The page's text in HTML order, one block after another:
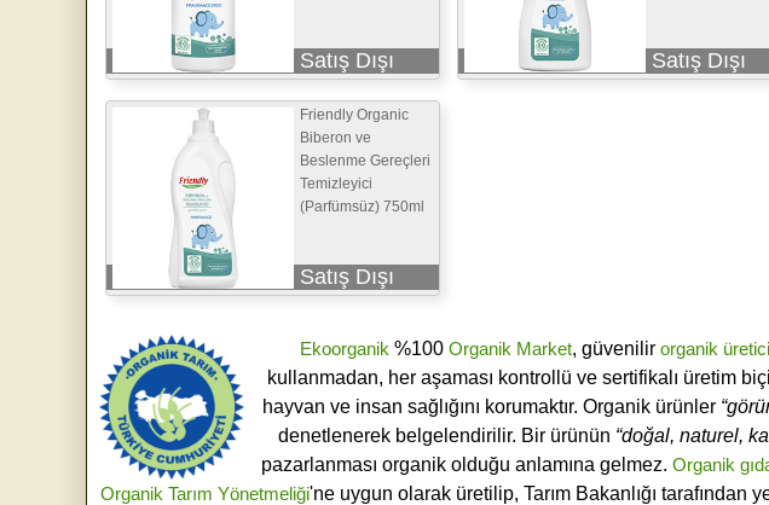
Satış Dışı Satış Dışı
Friendly Organic
Biberon ve
Beslenme Gereçleri
Temizleyici
(Parfümsüz) 750ml
Satış Dışı
Ekoorganik %100 Organik Market, güvenilir organik
kullanmadan, her aşaması kontrollü ve sertifikalı üretim
hayvan ve insan sağlığını korumaktır. Organik ürünler
denetlenerek belgelendirilir. Bir ürünün “doğal, naturel,
pazarlanması organik olduğu anlamına gelmez. Organik
Organik Tarım Yönetmeliği'ne uygun olarak üretilip, Tarım Bakanlığı tarafından